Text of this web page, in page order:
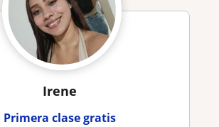
Irene
Primera clase gratis